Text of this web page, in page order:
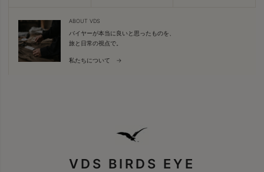
ABOUT VDS
バイヤーが本当に良いと思ったものを、
旅と日常の視点で。
私たちについて →
VDS BIRDS EYE